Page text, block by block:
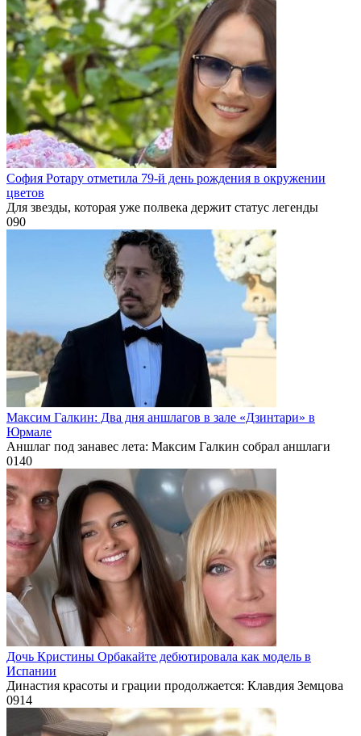
София Ротару отметила 79-й день рождения в окружении
цветов
Для звезды, которая уже полвека держит статус легенды
090
Максим Галкин: Два дня аншлагов в зале «Дзинтари» в
Юрмале
Аншлаг под занавес лета: Максим Галкин собрал аншлаги
0140
Дочь Кристины Орбакайте дебютировала как модель в
Испании
Династия красоты и грации продолжается: Клавдия Земцова
0914